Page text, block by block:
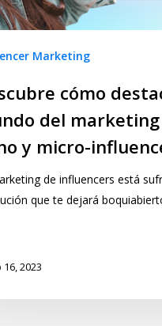
Marketing
cómo
del marketing
y micro-
de influencers está
que te dejará
2023